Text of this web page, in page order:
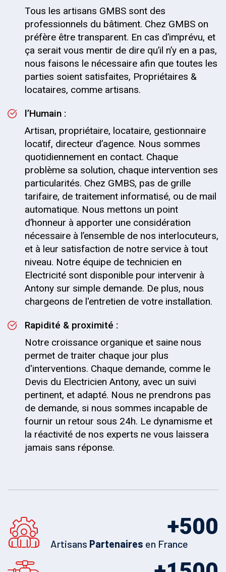
Tous les artisans GMBS sont des
professionnels du bâtiment. Chez GMBS on
préfère être transparent. En cas d’imprévu, et
ça serait vous mentir de dire qu’il n’y en a pas,
nous faisons le nécessaire afin que toutes les
parties soient satisfaites, Propriétaires &
locataires, comme artisans.
l’Humain :
Artisan, propriétaire, locataire, gestionnaire
locatif, directeur d’agence. Nous sommes
quotidiennement en contact. Chaque
problème sa solution, chaque intervention ses
particularités. Chez GMBS, pas de grille
tarifaire, de traitement informatisé, ou de mail
automatique. Nous mettons un point
d’honneur à apporter une considération
nécessaire à l’ensemble de nos interlocuteurs,
et à leur satisfaction de notre service à tout
niveau. Notre équipe de technicien en
Electricité sont disponible pour intervenir à
Antony sur simple demande. De plus, nous
chargeons de l'entretien de votre installation.
Rapidité & proximité :
Notre croissance organique et saine nous
permet de traiter chaque jour plus
d'interventions. Chaque demande, comme le
Devis du Electricien Antony, avec un suivi
pertinent, et adapté. Nous ne prendrons pas
de demande, si nous sommes incapable de
fournir un retour sous 24h. Le dynamisme et
la réactivité de nos experts ne vous laissera
jamais sans réponse.
500
+
Artisans Partenaires en France